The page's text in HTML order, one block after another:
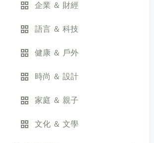
企業 ＆ 財經
語言 ＆ 科技
健康 ＆ 戶外
時尚 ＆ 設計
家庭 ＆ 親子
文化 ＆ 文學